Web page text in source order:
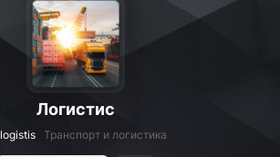
Логистис
logistis Транспорт и логистика